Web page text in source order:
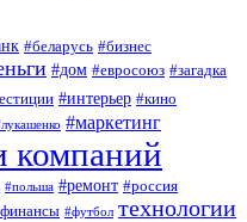
#беларусь #бизнес
#дом #евросоюз #загадка
#интерьер #кино
#маркетинг
компаний
#польша #ремонт #россия
#футбол технологии